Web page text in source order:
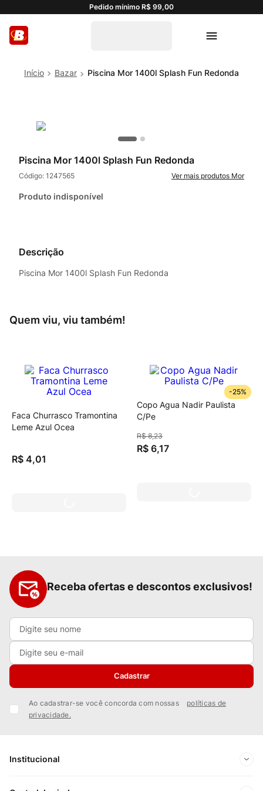
Pedido mínimo R$ 99,00
Bazar Piscina Mor 1400l Splash Fun Redonda
Piscina Mor 1400l Splash Fun Redonda
Código: 1247565 Mor
Produto indisponível
Descrição
Piscina Mor 1400l Splash Fun Redonda
Quem viu, viu também!
Faca Churrasco Tramontina
Leme Azul Ocea
R$ 4,01
-25%
Copo Agua Nadir Paulista
C/Pe
R$ 8,23
R$ 6,17
Receba ofertas e descontos exclusivos!
Cadastrar
Ao cadastrar-se você concorda com nossas
políticas de
privacidade.
Institucional
Sobre Nós